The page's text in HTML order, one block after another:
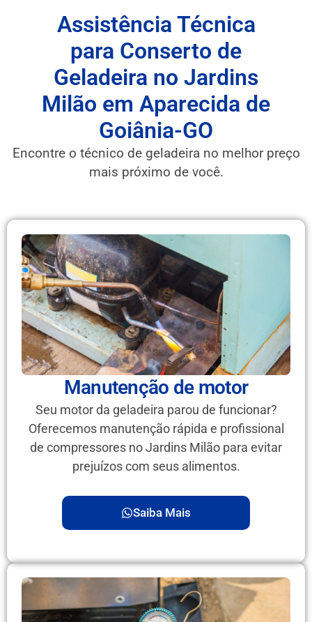
Assistência Técnica
para Conserto de
Geladeira no Jardins
Milão em Aparecida de
Goiânia-GO
Encontre o técnico de geladeira no melhor preço
mais próximo de você.
Manutenção de motor
Seu motor da geladeira parou de funcionar?
Oferecemos manutenção rápida e profissional
de compressores no Jardins Milão para evitar
prejuízos com seus alimentos.
Saiba Mais